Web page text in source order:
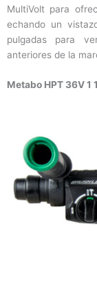
MultiVolt para
echando un
pulgadas para
anteriores de la
Metabo HPT 36V